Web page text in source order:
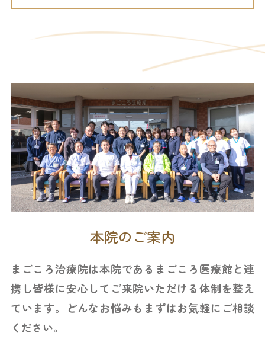
本院のご案内
まごころ治療院は本院であるまごころ医療館と連
携し皆様に安心してご来院いただける体制を整え
ています。どんなお悩みもまずはお気軽にご相談
ください。